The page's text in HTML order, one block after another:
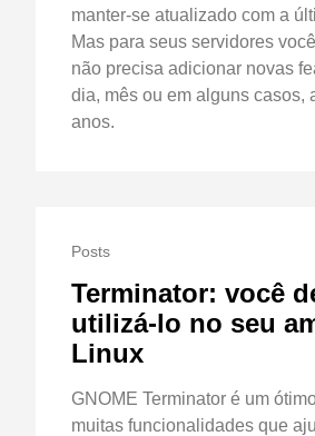
manter-se atualizado com a
Mas para seus servidores
não precisa adicionar novas
dia, mês ou em alguns casos,
anos.
Posts
Terminator: você
utilizá-lo no seu
Linux
GNOME Terminator é um
muitas funcionalidades que